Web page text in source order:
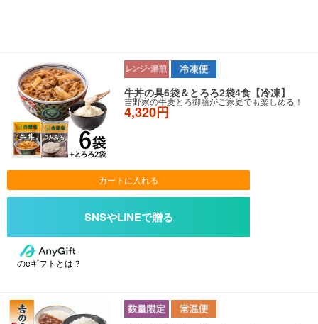
牛丼の具6袋＆とろろ2袋4食【冷凍】
吉野家の牛麦とろ御膳がご家庭でも楽しめる！
4,320円
カートに入れる
のeギフトとは？